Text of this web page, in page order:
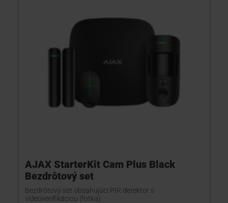
AJAX StarterKit Cam Plus Black
Bezdrôtový set
Bezdrôtový set obsahujúci PIR detektor s
videoverifikáciou (fotka)